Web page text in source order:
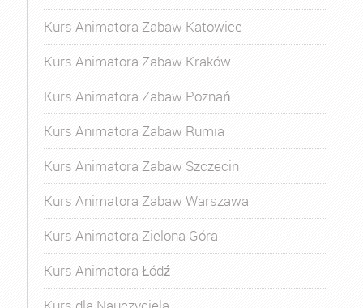
Kurs Animatora Zabaw Katowice
Kurs Animatora Zabaw Kraków
Kurs Animatora Zabaw Poznań
Kurs Animatora Zabaw Rumia
Kurs Animatora Zabaw Szczecin
Kurs Animatora Zabaw Warszawa
Kurs Animatora Zielona Góra
Kurs Animatora Łódź